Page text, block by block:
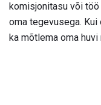
komisjonitasu või töö
oma tegevusega.
ka mõtlema oma